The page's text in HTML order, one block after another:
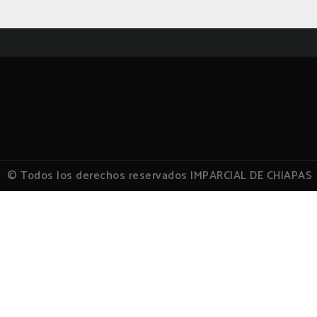
© Todos los derechos reservados IMPARCIAL DE CHIAPAS